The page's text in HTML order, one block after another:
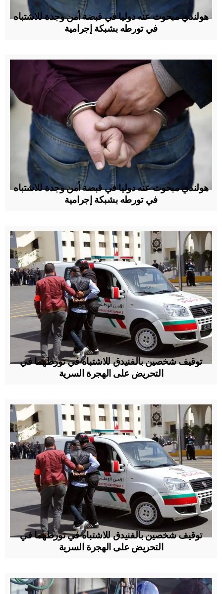
هولندي مبحوث عنه دوليا في قبضة أمن وجدة للاشتباه
في تورطه بشبكة إجرامية
هولندي مبحوث عنه دوليا في قبضة أمن وجدة للاشتباه
في تورطه بشبكة إجرامية
توقيف شخصين بالفنيدق للاشتباه في تورطهما في
التحريض على الهجرة السرية
توقيف شخصين بالفنيدق للاشتباه في تورطهما في
التحريض على الهجرة السرية